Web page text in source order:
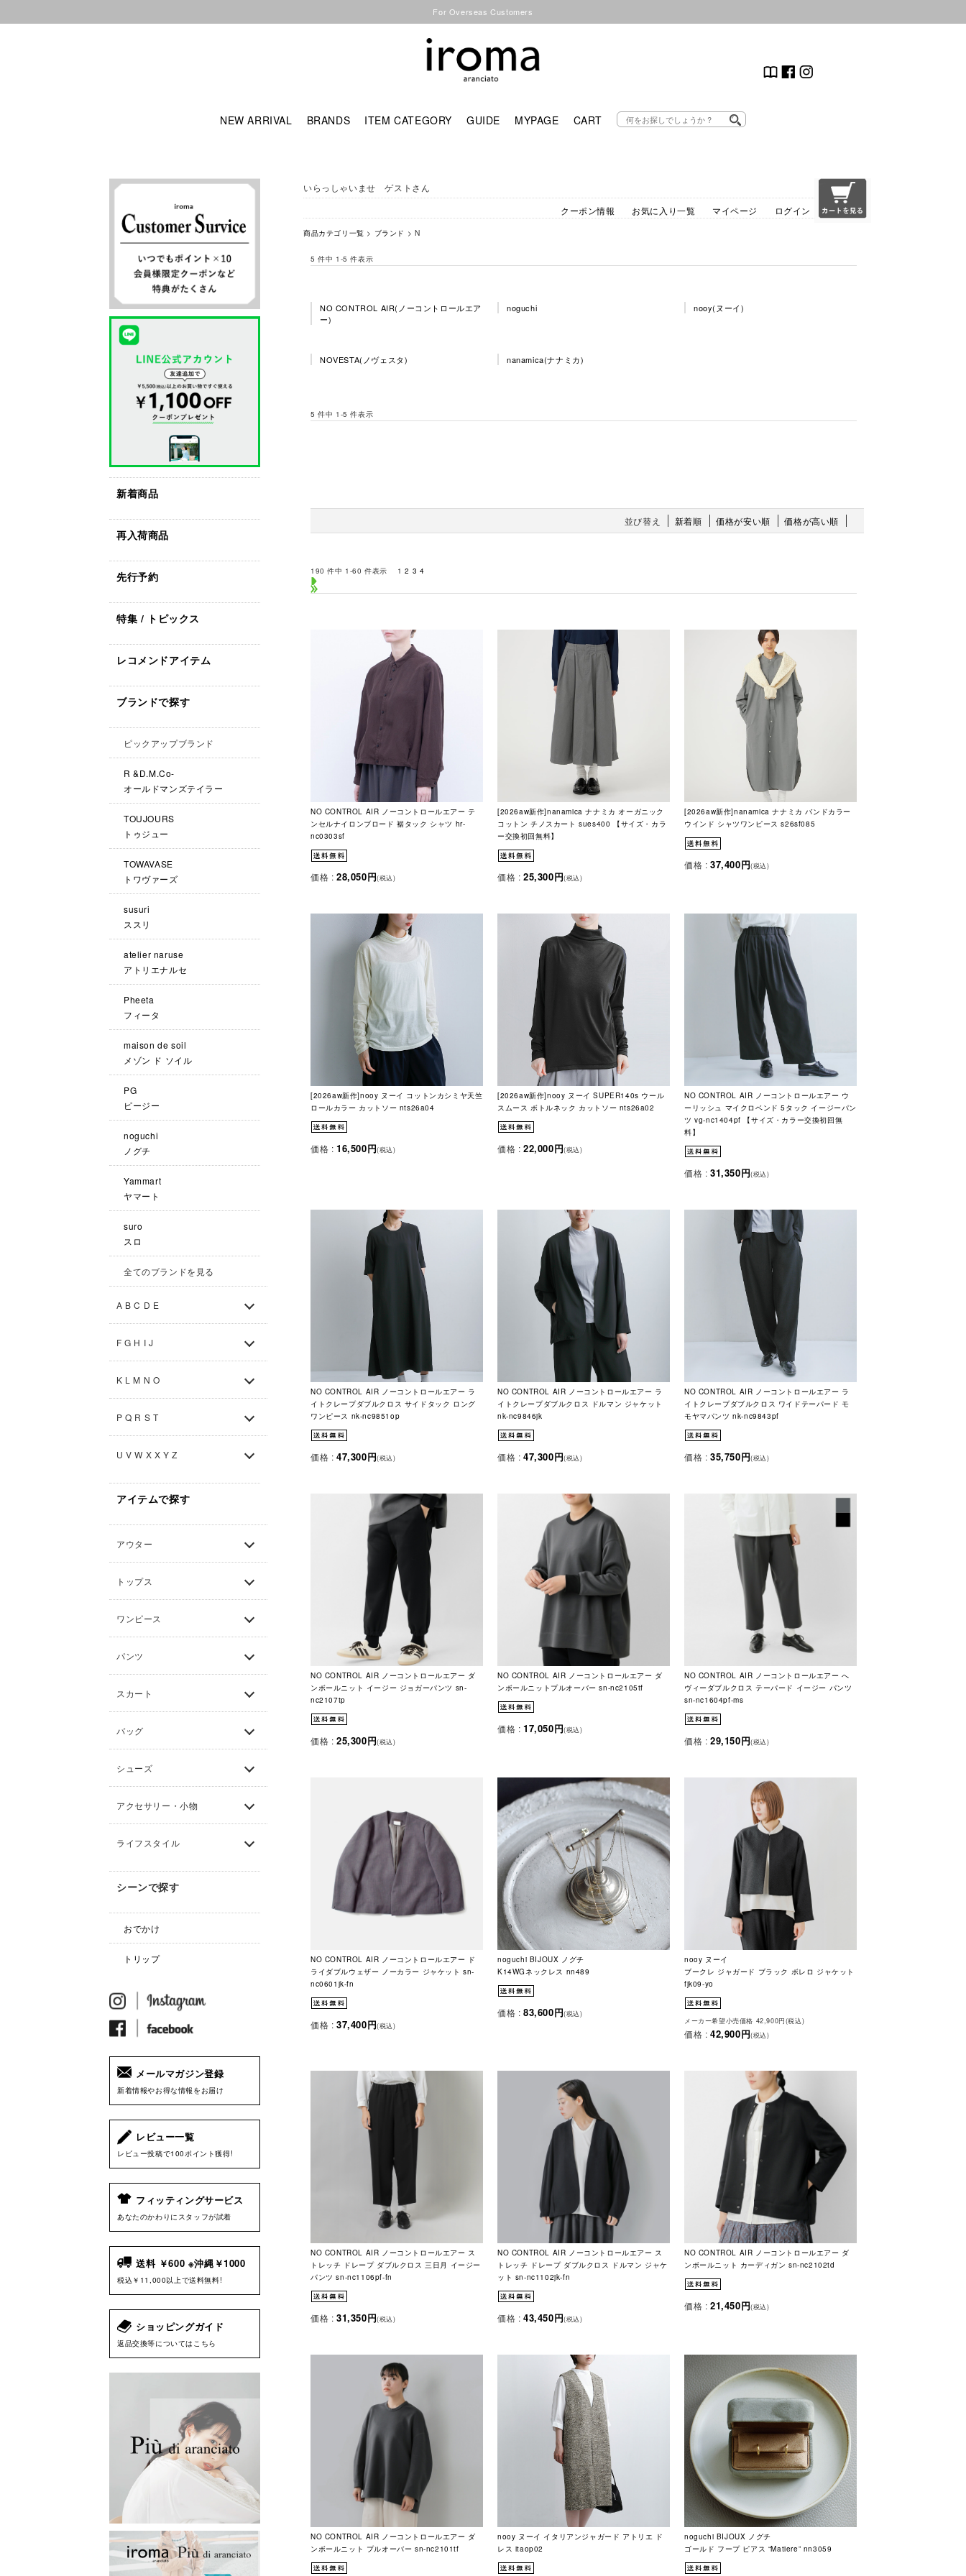
For Overseas Customers
NEW ARRIVAL BRANDS ITEM CATEGORY GUIDE MYPAGE CART
新着商品
再入荷商品
先行予約
特集 / トピックス
レコメンドアイテム
ブランドで探す
ピックアップブランド
R &D.M.Co-
オールドマンズテイラー
TOUJOURS
トゥジュー
TOWAVASE
トワヴァーズ
susuri
ススリ
atelier naruse
アトリエナルセ
Pheeta
フィータ
maison de soil
メゾン ド ソイル
PG
ピージー
noguchi
ノグチ
Yammart
ヤマート
suro
スロ
全てのブランドを見る
A B C D E
F G H I J
K L M N O
P Q R S T
U V W X X Y Z
アイテムで探す
アウター
トップス
ワンピース
パンツ
スカート
バッグ
シューズ
アクセサリー・小物
ライフスタイル
シーンで探す
おでかけ
トリップ
メールマガジン登録
新着情報やお得な情報をお届け
レビュー一覧
レビュー投稿で100ポイント獲得!
フィッティングサービス
あなたのかわりにスタッフが試着
送料 ￥600 ※沖縄￥1000
税込￥11,000以上で送料無料!
ショッピングガイド
返品交換等についてはこちら
いらっしゃいませ ゲストさん
クーポン情報
お気に入り一覧 マイページ ログイン
商品カテゴリ一覧 > ブランド > N
5 件中 1-5 件表示
NO CONTROL AIR(ノーコントロールエア
ー)
noguchi nooy(ヌーイ)
NOVESTA(ノヴェスタ) nanamica(ナナミカ)
5 件中 1-5 件表示
並び替え 新着順 価格が安い順 価格が高い順
190 件中 1-60 件表示 1 2 3 4
NO CONTROL AIR ノーコントロールエアー テ
ンセルナイロンブロード 裾タック シャツ hr-
nc0303sf
価格 : 28,050円(税込)
[2026aw新作]nanamica ナナミカ オーガニック
コットン チノスカート sues400 【サイズ・カラ
ー交換初回無料】
価格 : 25,300円(税込)
[2026aw新作]nanamica ナナミカ バンドカラー
ウインド シャツワンピース s26sf085
価格 : 37,400円(税込)
[2026aw新作]nooy ヌーイ コットンカシミヤ天竺
ロールカラー カットソー nts26a04
価格 : 16,500円(税込)
[2026aw新作]nooy ヌーイ SUPER140s ウール
スムース ボトルネック カットソー nts26a02
価格 : 22,000円(税込)
NO CONTROL AIR ノーコントロールエアー ウ
ーリッシュ マイクロベンド 5タック イージーパン
ツ vg-nc1404pf 【サイズ・カラー交換初回無
料】
価格 : 31,350円(税込)
NO CONTROL AIR ノーコントロールエアー ラ
イトクレープダブルクロス サイドタック ロング
ワンピース nk-nc9851op
価格 : 47,300円(税込)
NO CONTROL AIR ノーコントロールエアー ラ
イトクレープダブルクロス ドルマン ジャケット
nk-nc9846jk
価格 : 47,300円(税込)
NO CONTROL AIR ノーコントロールエアー ラ
イトクレープダブルクロス ワイドテーパード モ
モヤマパンツ nk-nc9843pf
価格 : 35,750円(税込)
NO CONTROL AIR ノーコントロールエアー ダ
ンボールニット イージー ジョガーパンツ sn-
nc2107tp
価格 : 25,300円(税込)
NO CONTROL AIR ノーコントロールエアー ダ
ンボールニットプルオーバー sn-nc2105tf
価格 : 17,050円(税込)
NO CONTROL AIR ノーコントロールエアー へ
ヴィーダブルクロス テーパード イージー パンツ
sn-nc1604pf-ms
価格 : 29,150円(税込)
NO CONTROL AIR ノーコントロールエアー ド
ライダブルウェザー ノーカラー ジャケット sn-
nc0601jk-fn
価格 : 37,400円(税込)
noguchi BIJOUX ノグチ
K14WGネックレス nn489
価格 : 83,600円(税込)
nooy ヌーイ
ブークレ ジャガード ブラック ボレロ ジャケット
fjk09-yo
メーカー希望小売価格 42,900円(税込)
価格 : 42,900円(税込)
NO CONTROL AIR ノーコントロールエアー ス
トレッチ ドレープ ダブルクロス 三日月 イージー
パンツ sn-nc1106pf-fn
価格 : 31,350円(税込)
NO CONTROL AIR ノーコントロールエアー ス
トレッチ ドレープ ダブルクロス ドルマン ジャケ
ット sn-nc1102jk-fn
価格 : 43,450円(税込)
NO CONTROL AIR ノーコントロールエアー ダ
ンボールニット カーディガン sn-nc2102td
価格 : 21,450円(税込)
NO CONTROL AIR ノーコントロールエアー ダ
ンボールニット プルオーバー sn-nc2101tf
nooy ヌーイ イタリアンジャガード アトリエ ド
レス itaop02
noguchi BIJOUX ノグチ
ゴールド フープ ピアス “Matiere” nn3059